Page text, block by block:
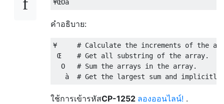
คำอธิบาย:
¥     # Calculate the increments of the
Œ    # Get all substring of the array.
  O   # Sum the arrays in the array.
ใช้การเข้ารหัสCP-1252 ลองออนไลน์! .